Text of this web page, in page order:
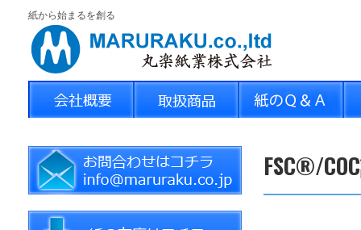
紙から始まるを創る
FSC®/